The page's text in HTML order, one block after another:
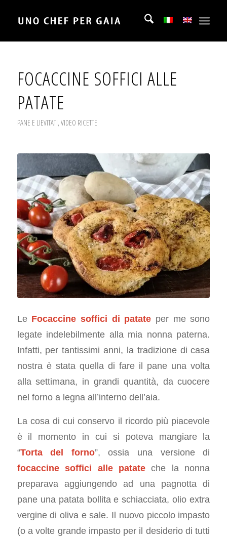
FOCACCINE SOFFICI ALLE
PATATE
PANE E LIEVITATI, VIDEO RICETTE
Le Focaccine soffici di patate per me sono
legate indelebilmente alla mia nonna paterna.
Infatti, per tantissimi anni, la tradizione di casa
nostra è stata quella di fare il pane una volta
alla settimana, in grandi quantità, da cuocere
nel forno a legna all’interno dell’aia.
La cosa di cui conservo il ricordo più piacevole
è il momento in cui si poteva mangiare la
“Torta del forno”, ossia una versione di
focaccine soffici alle patate che la nonna
preparava aggiungendo ad una pagnotta di
pane una patata bollita e schiacciata, olio extra
vergine di oliva e sale. Il nuovo piccolo impasto
(o a volte grande impasto per il desiderio di tutti